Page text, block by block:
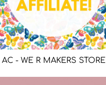
AC - WE R MAKERS STORE